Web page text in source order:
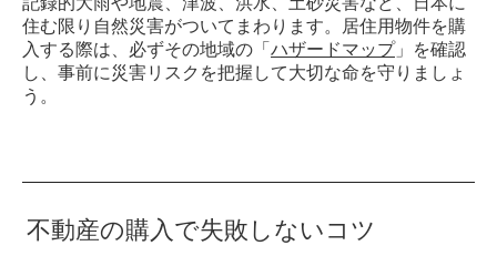
住む限り自然災害がついてまわります。居住用物件を購
入する際は、必ずその地域の「 ハザードマップ」を確認
し、事前に災害リスクを把握して大切な命を守りましょ
う。
不動産の購入で失敗しないコツ